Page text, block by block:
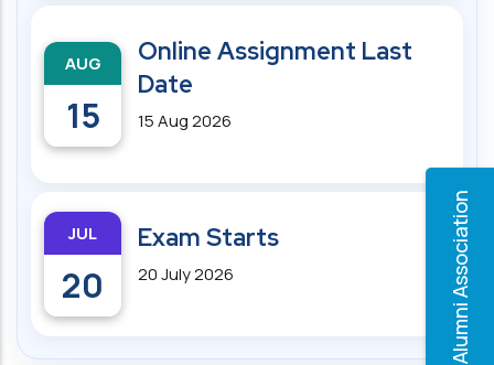
Alumni Association
AUG
15
Online Assignment Last
Date
15 Aug 2026
JUL
20
Exam Starts
20 July 2026